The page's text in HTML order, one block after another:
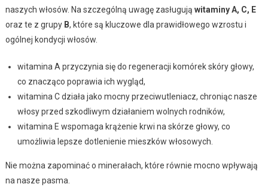
naszych włosów. Na szczególną uwagę zasługują witaminy A, C, E
oraz te z grupy B, które są kluczowe dla prawidłowego wzrostu i
ogólnej kondycji włosów.
witamina A przyczynia się do regeneracji komórek skóry głowy,
co znacząco poprawia ich wygląd,
witamina C działa jako mocny przeciwutleniacz, chroniąc nasze
włosy przed szkodliwym działaniem wolnych rodników,
witamina E wspomaga krążenie krwi na skórze głowy, co
umożliwia lepsze dotlenienie mieszków włosowych.
Nie można zapominać o minerałach, które równie mocno wpływają
na nasze pasma.